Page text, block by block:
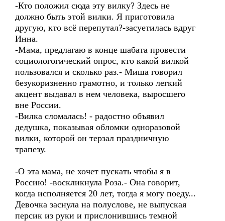
-Кто положил сюда эту вилку? Здесь не
должно быть этой вилки. Я приготовила
другую, кто всё перепутал?-засуетилась вдруг
Инна.
-Мама, предлагаю в конце шабата провести
социологогический опрос, кто какой вилкой
пользовался и сколько раз.- Миша говорил
безукоризненно грамотно, и только легкий
акцент выдавал в нем человека, выросшего
вне России.
-Вилка сломалась! - радостно объявил
дедушка, показывая обломки одноразовой
вилки, которой он терзал праздничную
трапезу.
-О эта мама, не хочет пускать чтобы я в
Россию! -воскликнула Роза.- Она говорит,
когда исполняется 20 лет, тогда я могу поеду...
Девочка заснула на полуслове, не выпуская
персик из руки и прислонившись темной